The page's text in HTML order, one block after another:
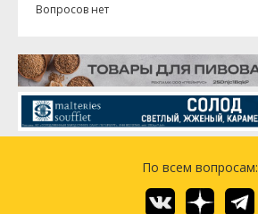
Вопросов нет
По всем вопросам: